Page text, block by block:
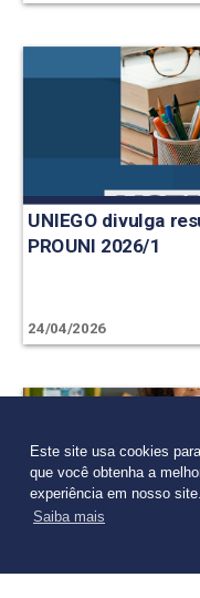
Este site usa cookies
que você obtenha a
experiência em nosso site.
Saiba mais
UNIEGO divulga
PROUNI 2026/1
24/04/2026